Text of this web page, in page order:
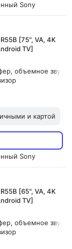
Sony
[75", VA, 4K
TV]
объемное
и картой
Sony
[65", VA, 4K
TV]
объемное